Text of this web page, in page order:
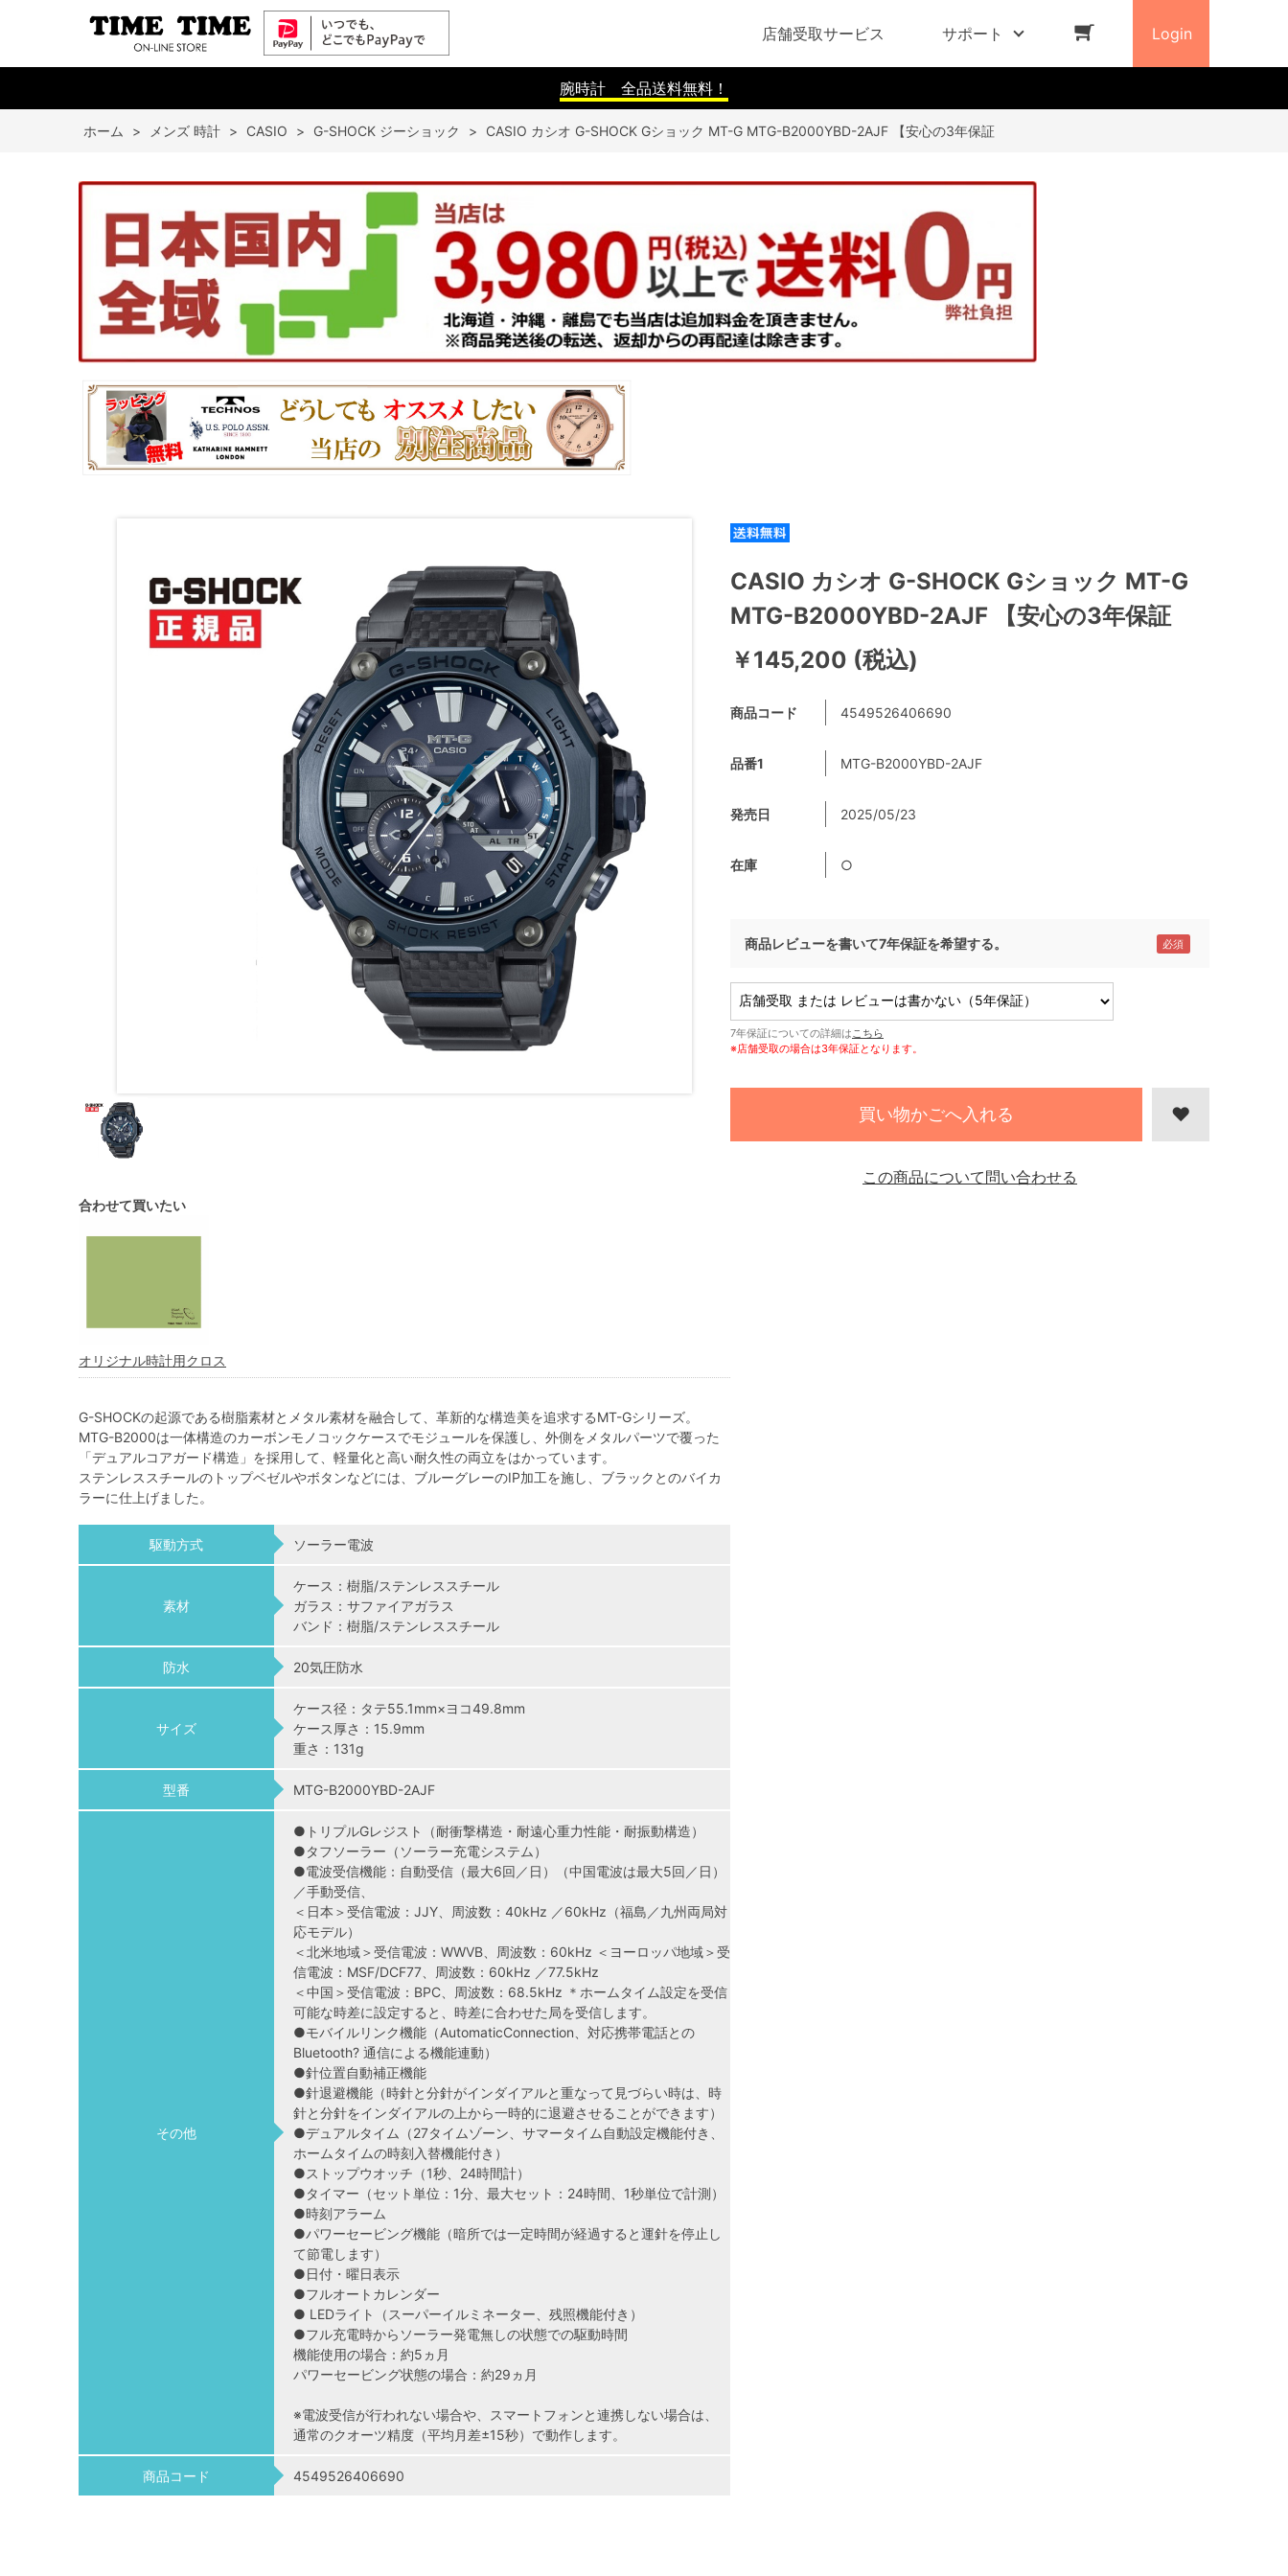
店舗受取サービス サポート Login
腕時計 全品送料無料！
ホーム > メンズ 時計 > CASIO > G-SHOCK ジーショック > CASIO カシオ G-SHOCK Gショック MT-G MTG-B2000YBD-2AJF 【安心の3年保証
合わせて買いたい
オリジナル時計用クロス
G-SHOCKの起源である樹脂素材とメタル素材を融合して、革新的な構造美を追求するMT-Gシリーズ。
MTG-B2000は一体構造のカーボンモノコックケースでモジュールを保護し、外側をメタルパーツで覆った
「デュアルコアガード構造」を採用して、軽量化と高い耐久性の両立をはかっています。
ステンレススチールのトップベゼルやボタンなどには、ブルーグレーのIP加工を施し、ブラックとのバイカ
ラーに仕上げました。
駆動方式 ソーラー電波
素材
ケース：樹脂/ステンレススチール
ガラス：サファイアガラス
バンド：樹脂/ステンレススチール
防水 20気圧防水
サイズ
ケース径：タテ55.1mm×ヨコ49.8mm
ケース厚さ：15.9mm
重さ：131g
型番 MTG-B2000YBD-2AJF
その他
●トリプルGレジスト（耐衝撃構造・耐遠心重力性能・耐振動構造）
●タフソーラー（ソーラー充電システム）
●電波受信機能：自動受信（最大6回／日）（中国電波は最大5回／日）
／手動受信、
＜日本＞受信電波：JJY、周波数：40kHz ／60kHz（福島／九州両局対
応モデル）
＜北米地域＞受信電波：WWVB、周波数：60kHz ＜ヨーロッパ地域＞受
信電波：MSF/DCF77、周波数：60kHz ／77.5kHz
＜中国＞受信電波：BPC、周波数：68.5kHz ＊ホームタイム設定を受信
可能な時差に設定すると、時差に合わせた局を受信します。
●モバイルリンク機能（AutomaticConnection、対応携帯電話との
Bluetooth? 通信による機能連動）
●針位置自動補正機能
●針退避機能（時針と分針がインダイアルと重なって見づらい時は、時
針と分針をインダイアルの上から一時的に退避させることができます）
●デュアルタイム（27タイムゾーン、サマータイム自動設定機能付き、
ホームタイムの時刻入替機能付き）
●ストップウオッチ（1秒、24時間計）
●タイマー（セット単位：1分、最大セット：24時間、1秒単位で計測）
●時刻アラーム
●パワーセービング機能（暗所では一定時間が経過すると運針を停止し
て節電します）
●日付・曜日表示
●フルオートカレンダー
● LEDライト（スーパーイルミネーター、残照機能付き）
●フル充電時からソーラー発電無しの状態での駆動時間
機能使用の場合：約5ヵ月
パワーセービング状態の場合：約29ヵ月
※電波受信が行われない場合や、スマートフォンと連携しない場合は、
通常のクオーツ精度（平均月差±15秒）で動作します。
商品コード 4549526406690
CASIO カシオ G-SHOCK Gショック MT-G
MTG-B2000YBD-2AJF 【安心の3年保証
￥145,200 (税込)
商品コード 4549526406690
品番1 MTG-B2000YBD-2AJF
発売日 2025/05/23
在庫 ○
商品レビューを書いて7年保証を希望する。
7年保証についての詳細はこちら
※店舗受取の場合は3年保証となります。
買い物かごへ入れる
この商品について問い合わせる